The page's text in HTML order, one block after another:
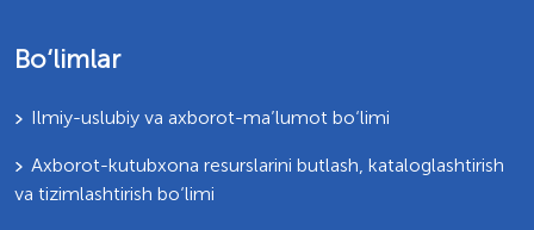
Bo‘limlar
Ilmiy-uslubiy va axborot-ma’lumot bo‘limi
Axborot-kutubxona resurslarini butlash, kataloglashtirish
va tizimlashtirish bo‘limi